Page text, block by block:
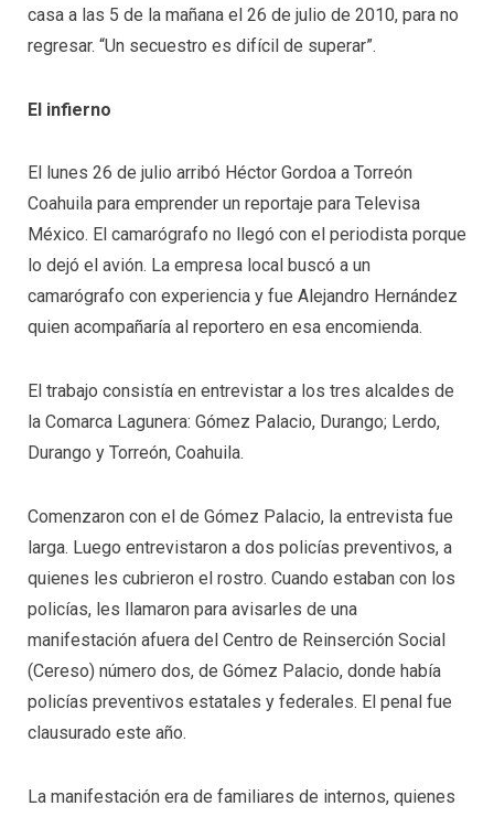
casa a las 5 de la mañana el 26 de julio de 2010, para no
regresar. “Un secuestro es difícil de superar”.
El infierno
El lunes 26 de julio arribó Héctor Gordoa a Torreón
Coahuila para emprender un reportaje para Televisa
México. El camarógrafo no llegó con el periodista porque
lo dejó el avión. La empresa local buscó a un
camarógrafo con experiencia y fue Alejandro Hernández
quien acompañaría al reportero en esa encomienda.
El trabajo consistía en entrevistar a los tres alcaldes de
la Comarca Lagunera: Gómez Palacio, Durango; Lerdo,
Durango y Torreón, Coahuila.
Comenzaron con el de Gómez Palacio, la entrevista fue
larga. Luego entrevistaron a dos policías preventivos, a
quienes les cubrieron el rostro. Cuando estaban con los
policías, les llamaron para avisarles de una
manifestación afuera del Centro de Reinserción Social
(Cereso) número dos, de Gómez Palacio, donde había
policías preventivos estatales y federales. El penal fue
clausurado este año.
La manifestación era de familiares de internos, quienes